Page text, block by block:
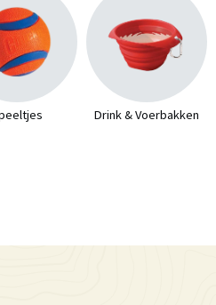
Drink & Voerbakken